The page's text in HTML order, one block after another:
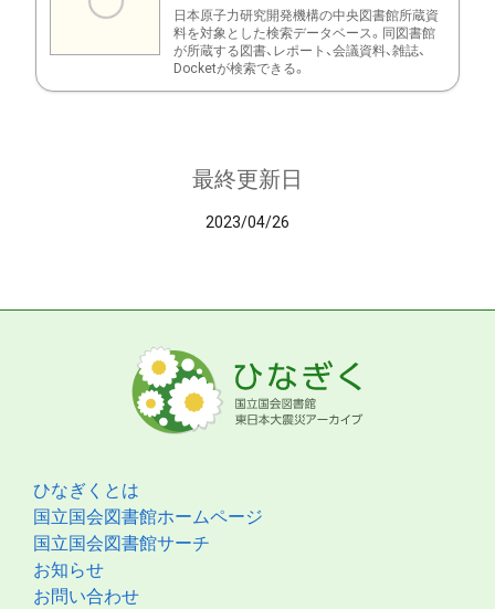
日本原子力研究開発機構の中央図書館所蔵資
料を対象とした検索データベース。同図書館
が所蔵する図書、レポート、会議資料、雑誌、
Docketが検索できる。
最終更新日
2023/04/26
ひなぎくとは
国立国会図書館ホームページ
国立国会図書館サーチ
お知らせ
お問い合わせ